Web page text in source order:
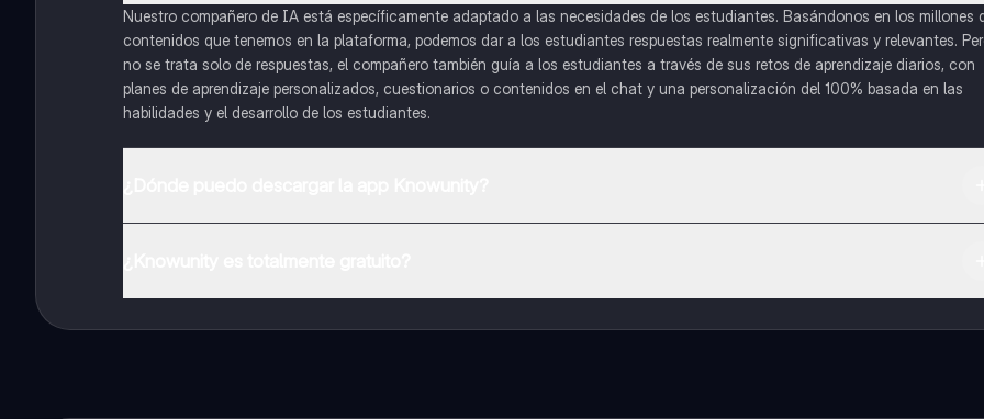
Nuestro compañero de IA está específicamente adaptado a las necesidades de los estudiantes. Basándonos en los millones
contenidos que tenemos en la plataforma, podemos dar a los estudiantes respuestas realmente significativas y relevantes.
no se trata solo de respuestas, el compañero también guía a los estudiantes a través de sus retos de aprendizaje diarios, con
planes de aprendizaje personalizados, cuestionarios o contenidos en el chat y una personalización del 100% basada en las
habilidades y el desarrollo de los estudiantes.
inmeditamente. Puedes ganar dinero utilizando la aplicación, que te permitirá acceder a determinadas funciones.